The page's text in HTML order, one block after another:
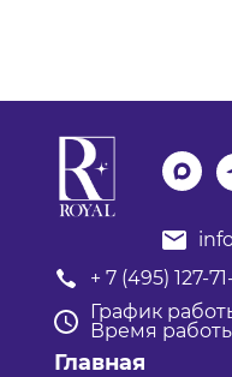
+ 7 (495) 127-
График
Время
Главная